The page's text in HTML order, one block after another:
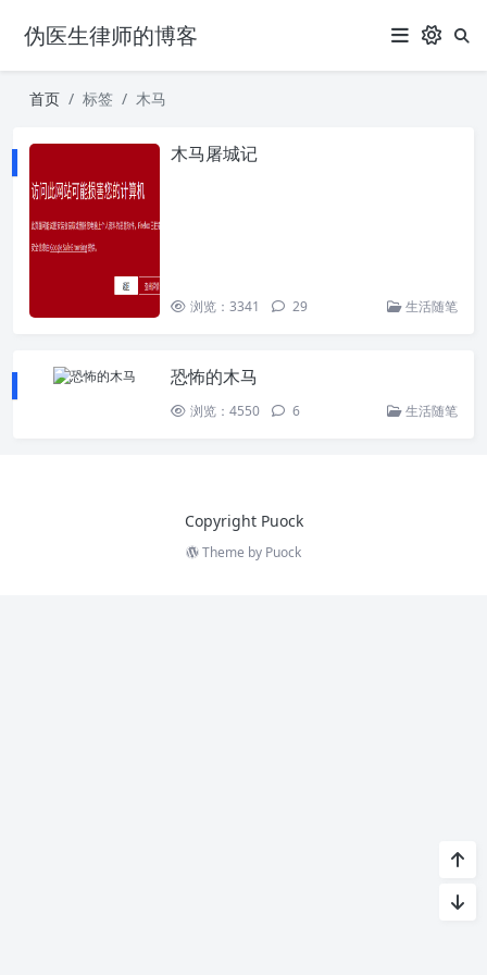
伪医生律师的博客
首页 标签 木马
木马屠城记
浏览：3341 29 生活随笔
恐怖的木马
浏览：4550 6 生活随笔
Copyright Puock
Theme by Puock